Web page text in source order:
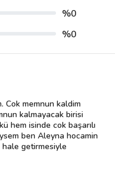
%0
%0
Cok memnun kaldim
kalmayacak birisi
hem isinde cok başarılı
ben Aleyna hocamin
getirmesiyle